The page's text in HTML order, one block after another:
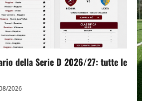
della Serie D 2026/27: tutte le
2026